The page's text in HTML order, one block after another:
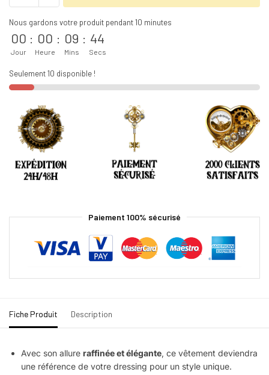
Nous gardons votre produit pendant 10 minutes
00
Jour
: 00
Heure
: 09
Mins
: 43
Secs
Seulement 10 disponible !
Paiement 100% sécurisé
Fiche Produit Description
Avec son allure raffinée et élégante, ce vêtement deviendra
une référence de votre dressing pour un style unique.